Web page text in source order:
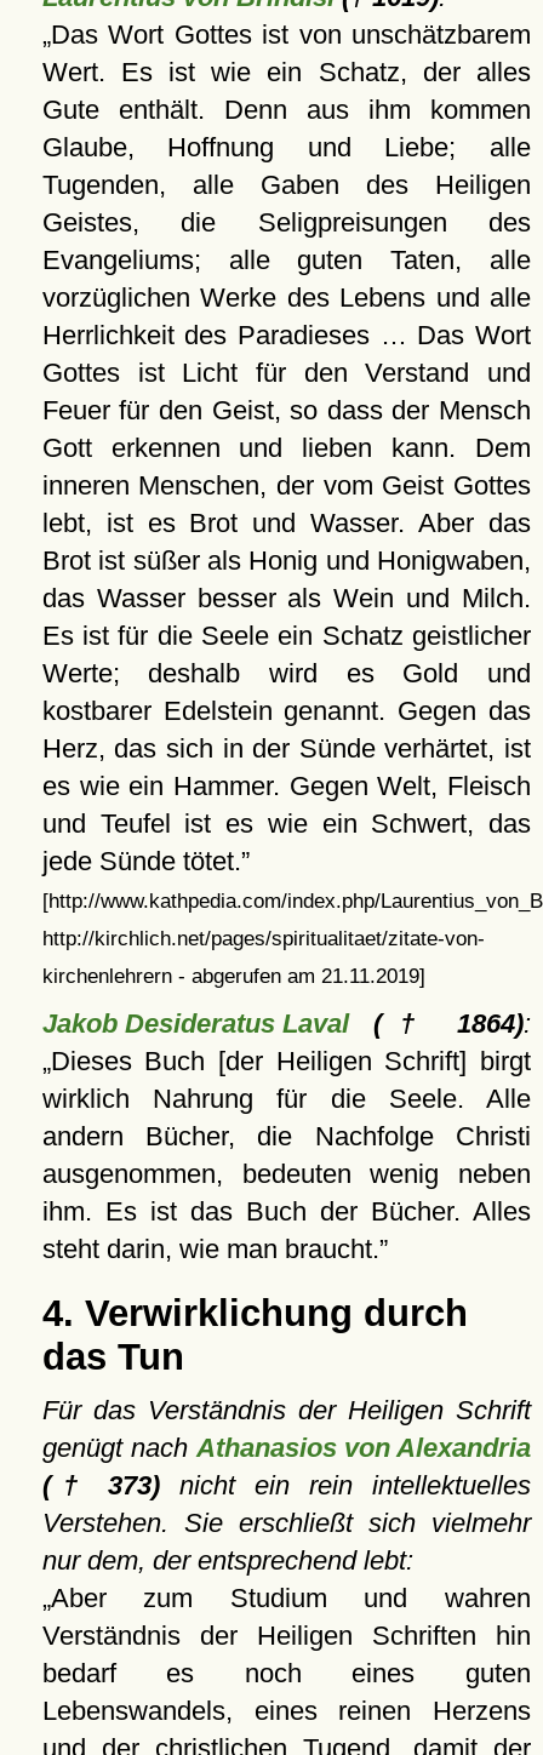
Das Wort Gottes ist von unschätzbarem
Wert. Es ist wie ein Schatz, der alles
Gute enthält. Denn aus ihm kommen
Glaube, Hoffnung und Liebe; alle
Tugenden, alle Gaben des Heiligen
Geistes, die Seligpreisungen des
Evangeliums; alle guten Taten, alle
vorzüglichen Werke des Lebens und alle
Herrlichkeit des Paradieses … Das Wort
Gottes ist Licht für den Verstand und
Feuer für den Geist, so dass der Mensch
Gott erkennen und lieben kann. Dem
inneren Menschen, der vom Geist Gottes
lebt, ist es Brot und Wasser. Aber das
Brot ist süßer als Honig und Honigwaben,
das Wasser besser als Wein und Milch.
Es ist für die Seele ein Schatz geistlicher
Werte; deshalb wird es Gold und
kostbarer Edelstein genannt. Gegen das
Herz, das sich in der Sünde verhärtet, ist
es wie ein Hammer. Gegen Welt, Fleisch
und Teufel ist es wie ein Schwert, das
jede Sünde tötet.
[http://www.kathpedia.com/index.php/
http://kirchlich.net/pages/spiritualitaet/zitate-von-
kirchenlehrern - abgerufen am 21.11.2019]
Jakob Desideratus Laval(† 1864):
Dieses Buch [der Heiligen Schrift] birgt
wirklich Nahrung für die Seele. Alle
andern Bücher, die Nachfolge Christi
ausgenommen, bedeuten wenig neben
ihm. Es ist das Buch der Bücher. Alles
steht darin, wie man braucht.
4. Verwirklichung durch
das Tun
Für das Verständnis der Heiligen Schrift
genügt nachAthanasios von Alexandria
(† 373) nicht ein rein intellektuelles
Verstehen. Sie erschließt sich vielmehr
nur dem, der entsprechend lebt:
Aber zum Studium und wahren
Verständnis der Heiligen Schriften hin
bedarf es noch eines guten
Lebenswandels, eines reinen Herzens
und der christlichen Tugend, damit der